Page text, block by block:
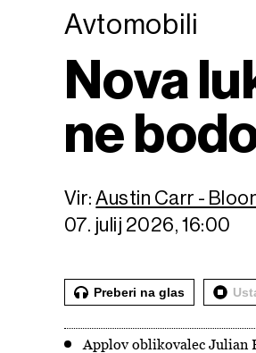
Avtomobili
Nova
ne
Vir:Austin Carr -
07. julij 2026, 16:00
Preberi na glas
Applov oblikovalec Julian